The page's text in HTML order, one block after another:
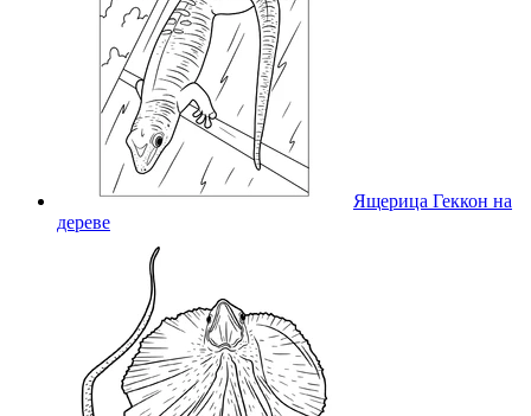
Ящерица Геккон на
дереве